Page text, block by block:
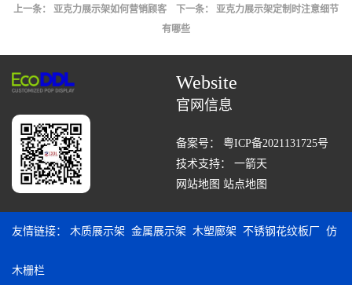
上一条： 亚克力展示架如何营销顾客 下一条： 亚克力展示架定制时注意细节
有哪些
Website
官网信息
备案号： 粤ICP备2021131725号
技术支持： 一箭天
网站地图 站点地图
友情链接： 木质展示架 金属展示架 木塑廊架 不锈钢花纹板厂 仿
木栅栏